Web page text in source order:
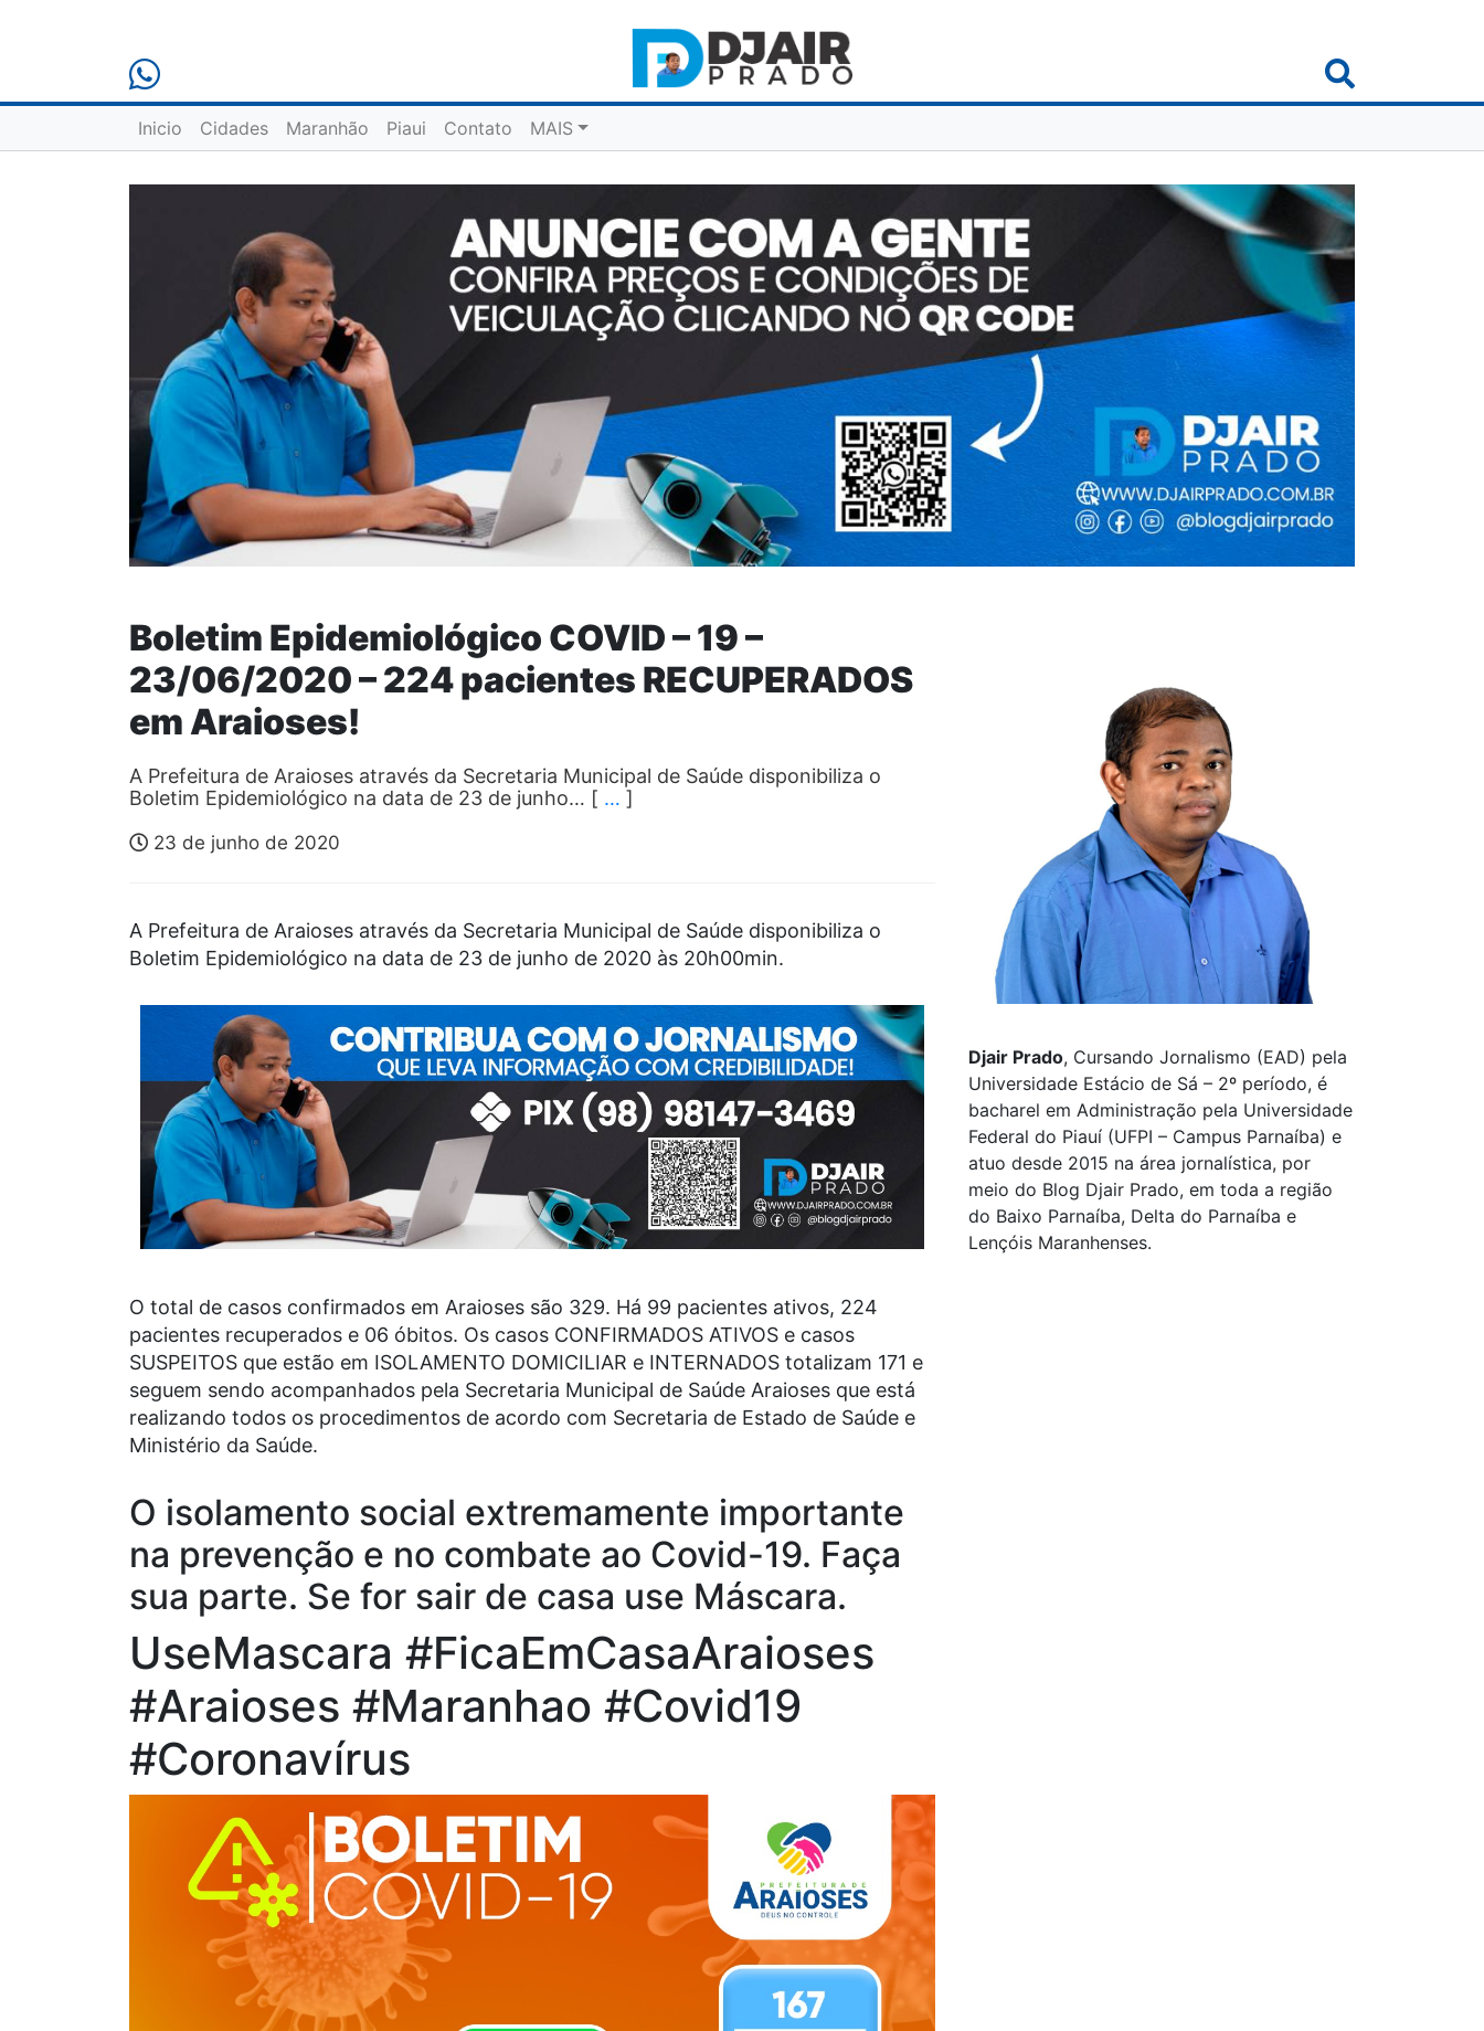
Inicio Cidades Maranhão Piaui Contato MAIS
Boletim Epidemiológico COVID – 19 –
23/06/2020 – 224 pacientes RECUPERADOS
em Araioses!
A Prefeitura de Araioses através da Secretaria Municipal de Saúde disponibiliza o
Boletim Epidemiológico na data de 23 de junho… [ … ]
23 de junho de 2020
A Prefeitura de Araioses através da Secretaria Municipal de Saúde disponibiliza o
Boletim Epidemiológico na data de 23 de junho de 2020 às 20h00min.
O total de casos confirmados em Araioses são 329. Há 99 pacientes ativos, 224
pacientes recuperados e 06 óbitos. Os casos CONFIRMADOS ATIVOS e casos
SUSPEITOS que estão em ISOLAMENTO DOMICILIAR e INTERNADOS totalizam 171 e
seguem sendo acompanhados pela Secretaria Municipal de Saúde Araioses que está
realizando todos os procedimentos de acordo com Secretaria de Estado de Saúde e
Ministério da Saúde.
O isolamento social extremamente importante
na prevenção e no combate ao Covid-19. Faça
sua parte. Se for sair de casa use Máscara.
UseMascara #FicaEmCasaAraioses
#Araioses #Maranhao #Covid19
#Coronavírus
Djair Prado, Cursando Jornalismo (EAD) pela
Universidade Estácio de Sá – 2º período, é
bacharel em Administração pela Universidade
Federal do Piauí (UFPI – Campus Parnaíba) e
atuo desde 2015 na área jornalística, por
meio do Blog Djair Prado, em toda a região
do Baixo Parnaíba, Delta do Parnaíba e
Lençóis Maranhenses.